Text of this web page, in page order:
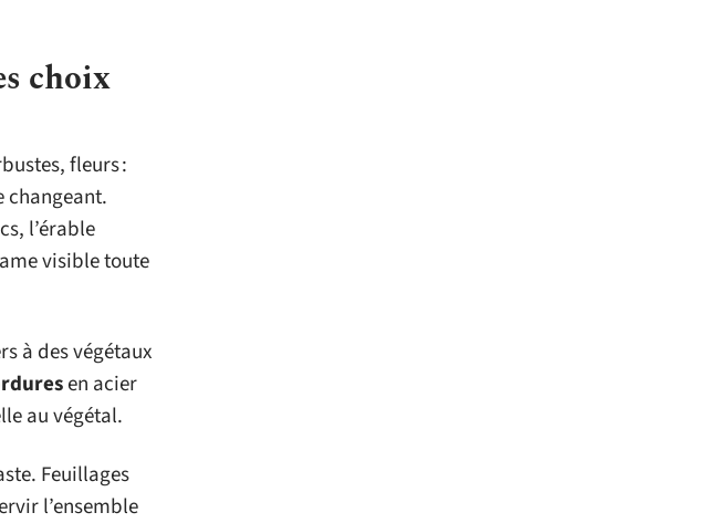
choix
fleurs :
changeant.
l’érable
visible toute
à des végétaux
en acier
au végétal.
Feuillages
l’ensemble